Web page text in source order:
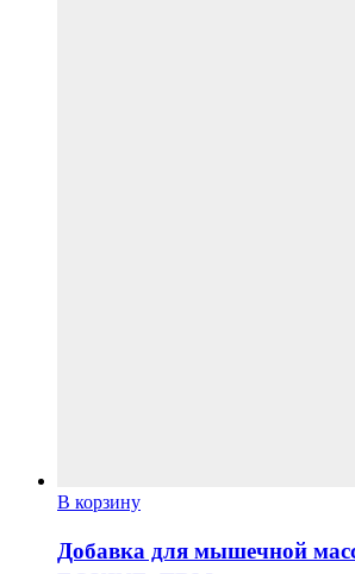
В корзину
Добавка для мышечной